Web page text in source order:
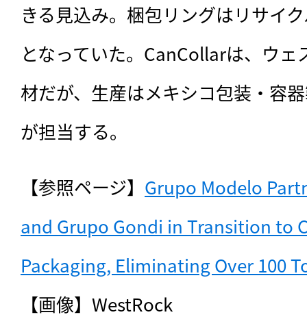
きる見込み。梱包リングはリサイ
となっていた。CanCollarは、ウ
材だが、生産はメキシコ包装・容
が担当する。
【参照ページ】 Grupo Modelo
and Grupo Gondi in Transition to
Packaging, Eliminating Over 100
【画像】WestRock